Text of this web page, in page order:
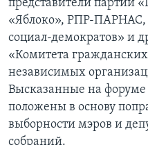
представители партий
«Яблоко», РПР-ПАРНАС,
социал-демократов» и
«Комитета
независимых
Высказанные на форуме
положены в основу
выборности мэров и
собраний.